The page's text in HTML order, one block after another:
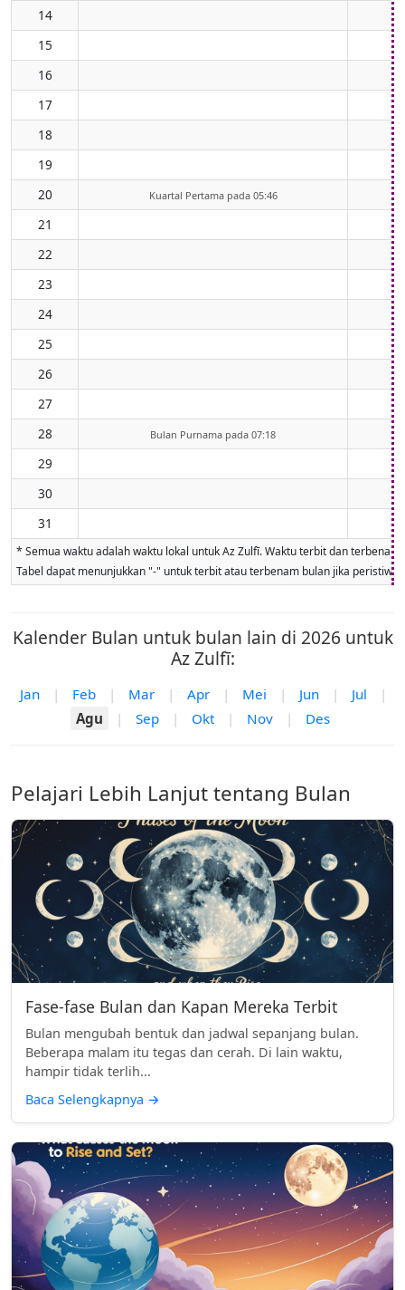
14
15
16
17
18
19
20
Kuartal Pertama pada 05:46
21
22
23
24
25
26
27
28
Bulan Purnama pada 07:18
29
30
31
* Semua waktu adalah waktu lokal untuk Az Zulfī. Waktu terbit dan
Tabel dapat menunjukkan "-" untuk terbit atau terbenam bulan jika
Kalender Bulan untuk bulan lain di 2026 untuk
Az Zulfī:
Jan | Feb | Mar | Apr | Mei | Jun | Jul
|
Agu
| Sep | Okt | Nov | Des
Pelajari Lebih Lanjut tentang Bulan
Fase-fase Bulan dan Kapan Mereka Terbit
Bulan mengubah bentuk dan jadwal sepanjang bulan.
Beberapa malam itu tegas dan cerah. Di lain waktu,
hampir tidak terlih...
Baca Selengkapnya →